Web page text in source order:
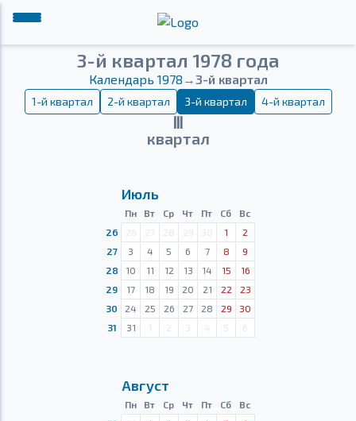
3-й квартал 1978 года
Календарь 1978 →3-й квартал
1-й квартал 2-й квартал 3-й квартал 4-й квартал
Ⅲ
квартал
Июль
Пн Вт Ср Чт Пт Сб
Вс
26
26 27 28 29 30 1
2
27
3 4 5 6 7 8
9
28
10 11 12 13 14 15
16
29
17 18 19 20 21 22
23
30
24 25 26 27 28 29
30
31
31 1 2 3 4 5 6
Август
Пн Вт Ср Чт Пт Сб
Вс